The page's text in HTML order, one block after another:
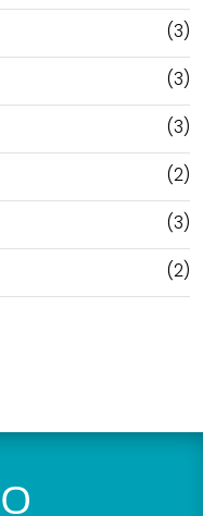
(3)
(3)
(3)
(2)
(3)
(2)